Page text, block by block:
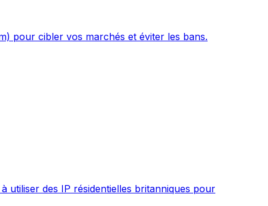
pour cibler vos marchés et éviter les bans.
utiliser des IP résidentielles britanniques pour